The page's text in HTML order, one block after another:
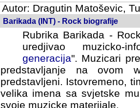
Autor: Dragutin Matoševic,
Barikada (INT) - Rock biografije
Rubrika Barikada -
uredjivao muzicko-
Muzicari predstavljeni u
na ovom web portalu
Istovremeno, tim nacinom
sa svjetske muzicke scene
materijale.